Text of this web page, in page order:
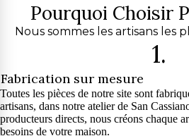
Pourquoi Choisir
Nous sommes les artisans les
1.
Fabrication sur mesure
Toutes les pièces de notre site sont
artisans, dans notre atelier de San
producteurs directs, nous créons chaque
besoins de votre maison.